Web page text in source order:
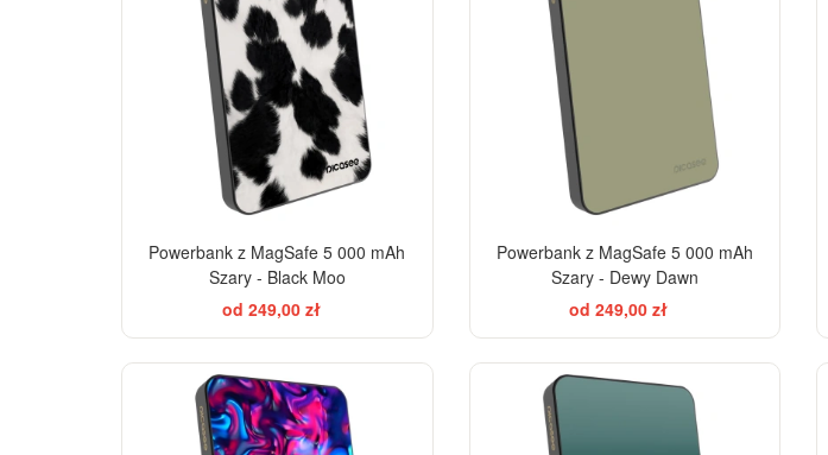
Powerbank z MagSafe 5 000 mAh
Szary - Black Moo
od 249,00 zł
Powerbank z MagSafe 5 000 mAh
Szary - Dewy Dawn
od 249,00 zł